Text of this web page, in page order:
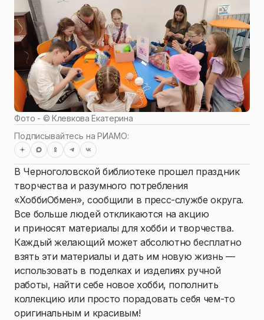
Фото - ©Клевкова Екатерина
Подписывайтесь на РИАМО:
В Черноголовской библиотеке прошел праздник
творчества и разумного потребления
«ХоббиОбмен», сообщили в пресс-службе округа.
Все больше людей откликаются на акцию
и приносят материалы для хобби и творчества.
Каждый желающий может абсолютно бесплатно
взять эти материалы и дать им новую жизнь —
использовать в поделках и изделиях ручной
работы, найти себе новое хобби, пополнить
коллекцию или просто порадовать себя чем-то
оригинальным и красивым!